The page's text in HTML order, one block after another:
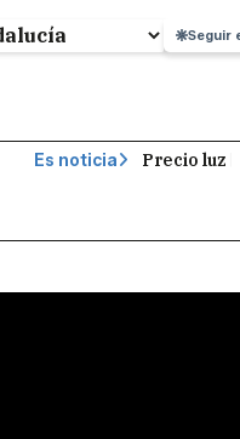
Seguir
Es noticia Precio luz